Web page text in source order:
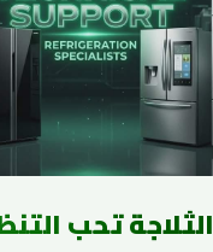
الثلاجة تحب